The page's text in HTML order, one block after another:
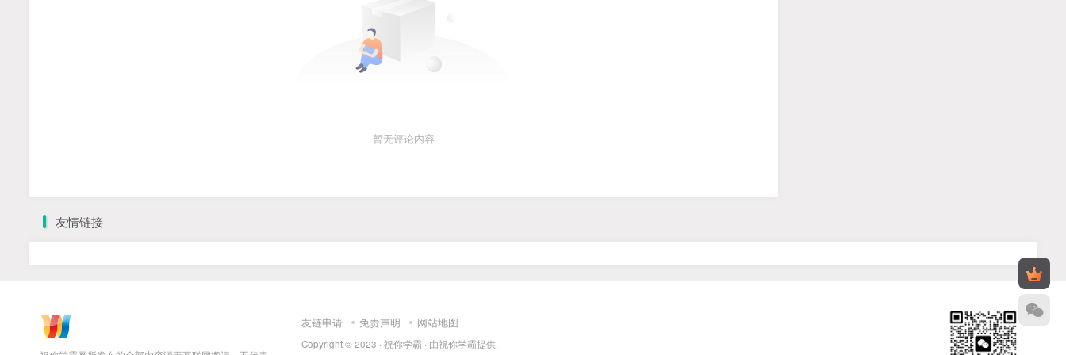
暂无评论内容
友情链接
友链申请 免责声明 网站地图
Copyright © 2023 · 祝你学霸 · 由祝你学霸提供.